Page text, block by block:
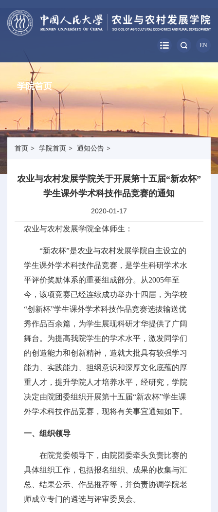
EN
学院首页
首页 > 学院首页 > 通知公告 >
农业与农村发展学院关于开展第十五届“新农杯”
学生课外学术科技作品竞赛的通知
2020-01-17
农业与农村发展学院全体师生：
“新农杯”是农业与农村发展学院自主设立的
学生课外学术科技作品竞赛，是学生科研学术水
平评价奖励体系的重要组成部分。从2005年至
今，该项竞赛已经连续成功举办十四届，为学校
“创新杯”学生课外学术科技作品竞赛选拔输送优
秀作品百余篇，为学生展现科研才华提供了广阔
舞台。为提高我院学生的学术水平，激发同学们
的创造能力和创新精神，造就大批具有较强学习
能力、实践能力、担纲意识和深厚文化底蕴的厚
重人才，提升学院人才培养水平，经研究，学院
决定由院团委组织开展第十五届“新农杯”学生课
外学术科技作品竞赛，现将有关事宜通知如下。
一、组织领导
在院党委领导下，由院团委牵头负责比赛的
具体组织工作，包括报名组织、成果的收集与汇
总、结果公示、作品推荐等，并负责协调学院老
师成立专门的遴选与评审委员会。